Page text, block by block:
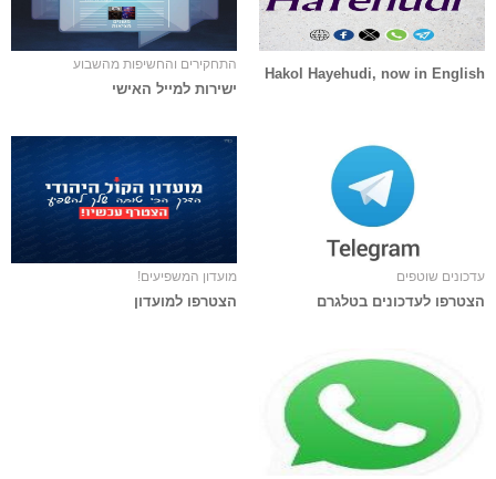
Hakol Hayehudi, now in English
התחקירים והחשיפות מהשבוע
ישירות למייל האישי
עדכונים שוטפים
הצטרפו לעדכונים בטלגרם
מועדון המשפיעים!
הצטרפו למועדון